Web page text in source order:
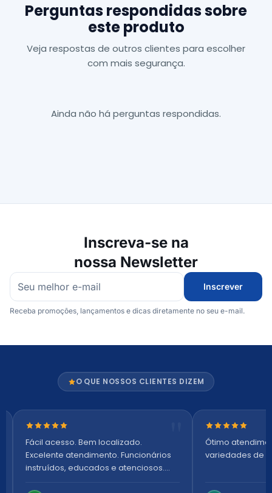
Perguntas respondidas sobre
este produto
Veja respostas de outros clientes para escolher
com mais segurança.
Ainda não há perguntas respondidas.
Inscreva-se na
nossa Newsletter
Inscrever
Receba promoções, lançamentos e dicas diretamente no seu e-mail.
O QUE NOSSOS CLIENTES DIZEM
Nota 5 de 5 estrelas
Fácil acesso. Bem localizado.
Excelente atendimento. Funcionários
instruídos, educados e atenciosos.
Nota 5 de 5
Ótimo
variedades de